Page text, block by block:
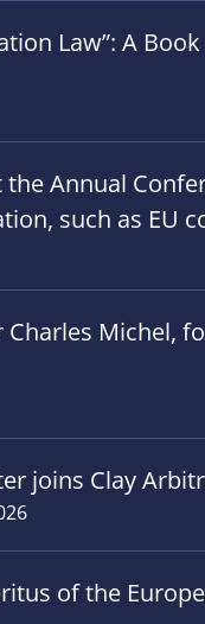
Law”: A
Annual
such as EU
Michel,
joins Clay
of the